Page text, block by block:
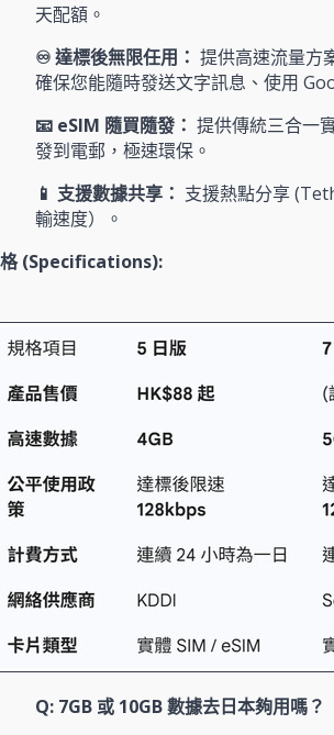
天配額。
♾️ 達標後無限任用： 提供高速流量方
確保您能隨時發送文字訊息、使用
📧 eSIM 隨買隨發： 提供傳統三合一
發到電郵，極速環保。
📱 支援數據共享： 支援熱點分享
輸速度）。
(Specifications):
Q: 7GB 或 10GB 數據去日本夠用嗎？